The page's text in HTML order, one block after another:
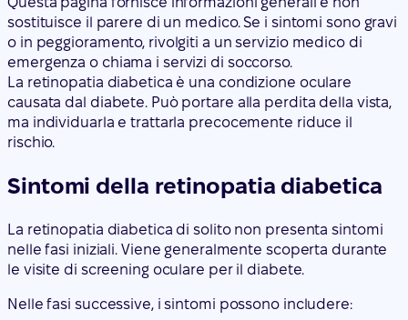
sostituisce il parere di un medico. Se i sintomi sono gravi
o in peggioramento, rivolgiti a un servizio medico di
emergenza o chiama i servizi di soccorso.
La retinopatia diabetica è una condizione oculare
causata dal diabete. Può portare alla perdita della vista,
ma individuarla e trattarla precocemente riduce il
rischio.
Sintomi della retinopatia diabetica
La retinopatia diabetica di solito non presenta sintomi
nelle fasi iniziali. Viene generalmente scoperta durante
le visite di screening oculare per il diabete.
Nelle fasi successive, i sintomi possono includere: